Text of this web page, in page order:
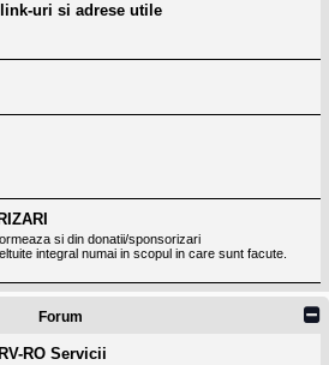
uri si adrese utile
si din donatii/sponsorizari
integral numai in scopul in care sunt facute.
Forum
RO Servicii